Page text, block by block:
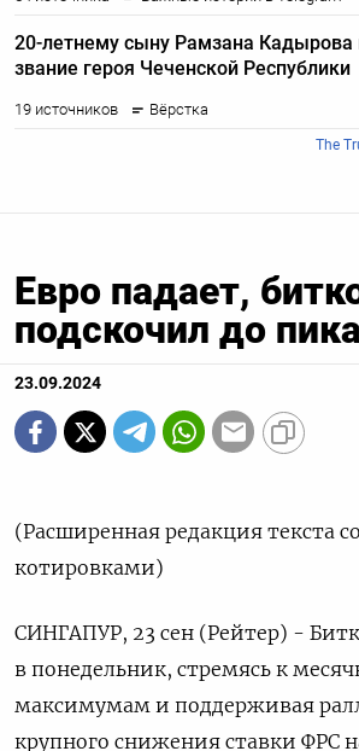
Евро падает,
подскочил до
23.09.2024
(Расширенная редакция текста
котировками)
СИНГАПУР, 23 сен (Рейтер) -
в понедельник, стремясь к
максимумам и поддерживая
крупного снижения ставки ФРС